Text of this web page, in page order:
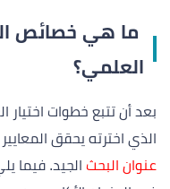
ما هي خصائص
العلمي؟
بعد أن تتبع خطوات اختيار
الذي اخترته يحقق
عنوان البحث الجيد. فيما